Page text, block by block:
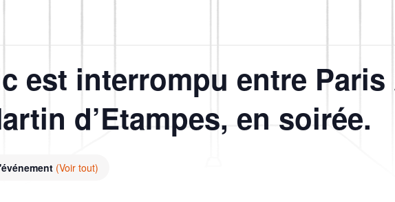
est interrompu entre
d’Etampes, en soirée.
(Voir tout)